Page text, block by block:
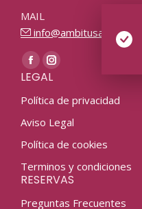
MAIL
info@ambitusactive.com
Find us on:
Facebook
opens
in
new
Instagram
opens
in
new
LEGAL
Política de privacidad
Aviso Legal
Política de cookies
Terminos y condiciones
RESERVAS
Preguntas Frecuentes